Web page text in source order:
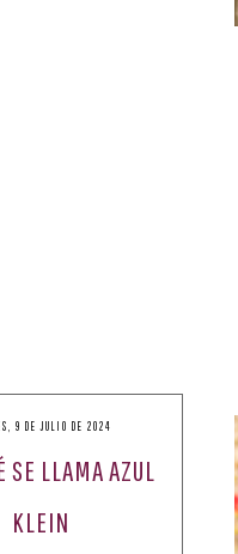
9 DE JULIO DE 2024
SE LLAMA AZUL
KLEIN